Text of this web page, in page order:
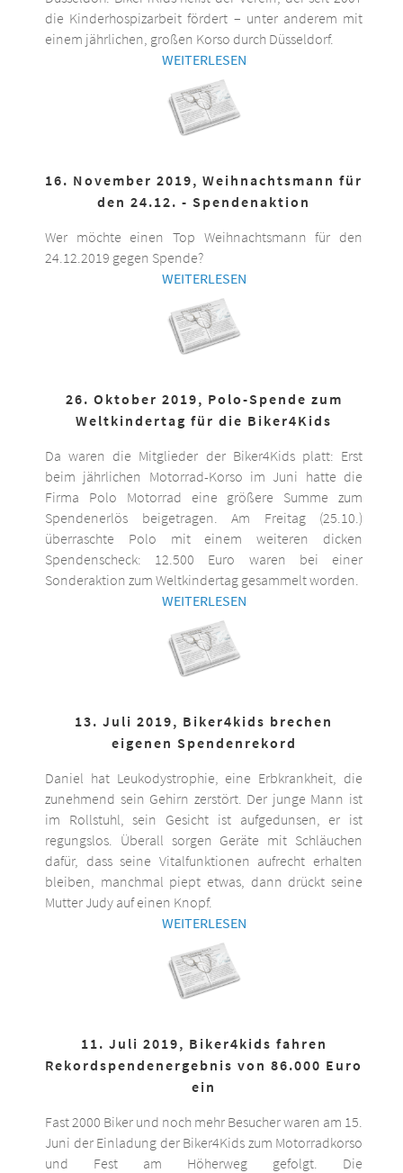
die Kinderhospizarbeit fördert – unter anderem mit
einem jährlichen, großen Korso durch Düsseldorf.
WEITERLESEN
16. November 2019, Weihnachtsmann für
den 24.12. - Spendenaktion
Wer möchte einen Top Weihnachtsmann für den
24.12.2019 gegen Spende?
WEITERLESEN
26. Oktober 2019, Polo-Spende zum
Weltkindertag für die Biker4Kids
Da waren die Mitglieder der Biker4Kids platt: Erst
beim jährlichen Motorrad-Korso im Juni hatte die
Firma Polo Motorrad eine größere Summe zum
Spendenerlös beigetragen. Am Freitag (25.10.)
überraschte Polo mit einem weiteren dicken
Spendenscheck: 12.500 Euro waren bei einer
Sonderaktion zum Weltkindertag gesammelt worden.
WEITERLESEN
13. Juli 2019, Biker4kids brechen
eigenen Spendenrekord
Daniel hat Leukodystrophie, eine Erbkrankheit, die
zunehmend sein Gehirn zerstört. Der junge Mann ist
im Rollstuhl, sein Gesicht ist aufgedunsen, er ist
regungslos. Überall sorgen Geräte mit Schläuchen
dafür, dass seine Vitalfunktionen aufrecht erhalten
bleiben, manchmal piept etwas, dann drückt seine
Mutter Judy auf einen Knopf.
WEITERLESEN
11. Juli 2019, Biker4kids fahren
Rekordspendenergebnis von 86.000 Euro
ein
Fast 2000 Biker und noch mehr Besucher waren am 15.
Juni der Einladung der Biker4Kids zum Motorradkorso
und Fest am Höherweg gefolgt. Die